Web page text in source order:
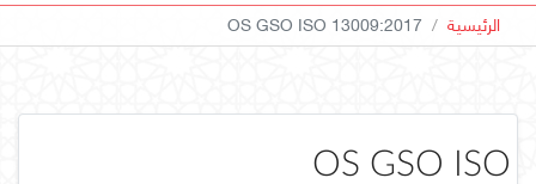
الرئيسية OS GSO ISO 13009:2017
OS GSO ISO